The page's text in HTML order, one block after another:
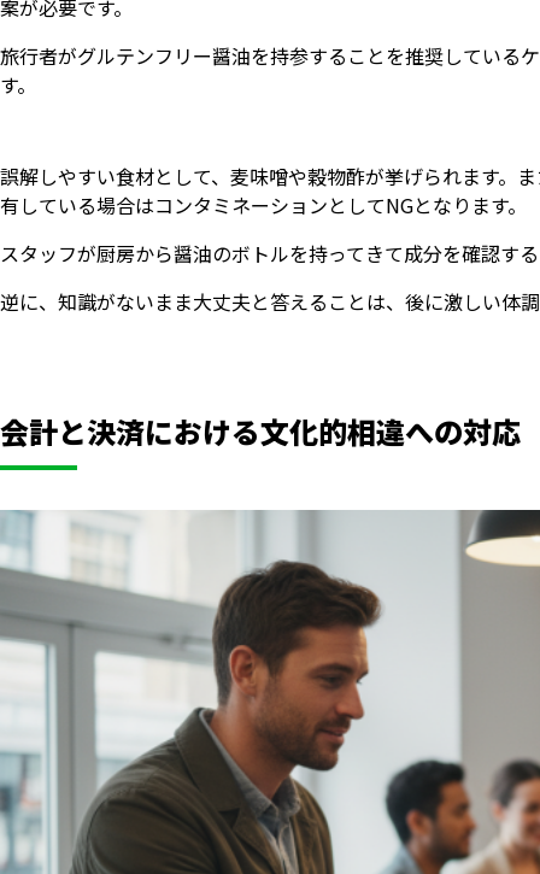
案が必要です。
旅行者がグルテンフリー醤油を持参することを推奨している
す。
誤解しやすい食材として、麦味噌や穀物酢が挙げられます。
有している場合はコンタミネーションとしてNGとなります。
スタッフが厨房から醤油のボトルを持ってきて成分を確認す
逆に、知識がないまま大丈夫と答えることは、後に激しい体
会計と決済における文化的相違への対応